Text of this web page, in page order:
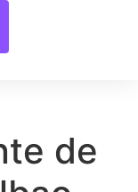
de